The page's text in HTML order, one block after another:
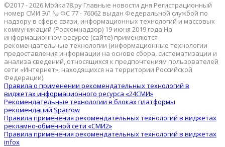
©2017 - 2026 Мойка78.ру Главные новости дня Регистрационный
номер СМИ ЭЛ № ФС 77 - 76062 выдан Федеральной службой по
надзору в сфере связи, информационных технологий и массовых
коммуникаций (Роскомнадзор) 19 июня 2019 года На
информационном ресурсе (сайте) применяются
рекомендательные технологии (информационные технологии
предоставления информации на основе сбора, систематизации и
анализа сведений, относящихся к предпочтениям пользователей
сети «Интернет», находящихся на территории Российской
Федерации).
Правила о применении рекомендательных технологий в
виджетах информационного ресурса «24СМИ»
Рекомендательные технологии в блоках платформы
рекомендаций Sparrow
Правила применения рекомендательных технологий в виджетах
рекламно-обменной сети «СМИ2»
Правила применения рекомендательных технологий в виджетах
infox